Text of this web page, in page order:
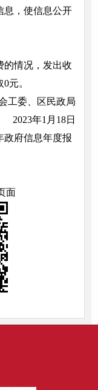
息，使信息公开
的情况，发出收
元。
工委、区民政局
2023年1月18日
政府信息年度报
面